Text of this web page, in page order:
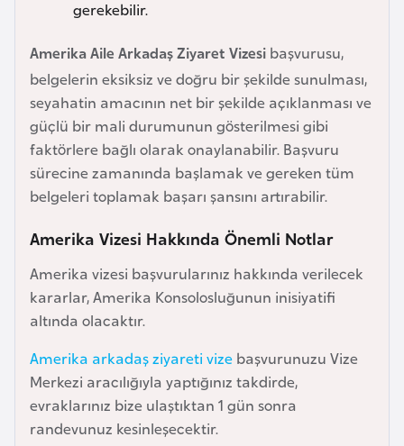
gerekebilir.
Amerika Aile Arkadaş Ziyaret Vizesi başvurusu,
belgelerin eksiksiz ve doğru bir şekilde sunulması,
seyahatin amacının net bir şekilde açıklanması ve
güçlü bir mali durumunun gösterilmesi gibi
faktörlere bağlı olarak onaylanabilir. Başvuru
sürecine zamanında başlamak ve gereken tüm
belgeleri toplamak başarı şansını artırabilir.
Amerika Vizesi Hakkında Önemli Notlar
Amerika vizesi başvurularınız hakkında verilecek
kararlar, Amerika Konsolosluğunun inisiyatifi
altında olacaktır.
Amerika arkadaş ziyareti vize başvurunuzu Vize
Merkezi aracılığıyla yaptığınız takdirde,
evraklarınız bize ulaştıktan 1 gün sonra
randevunuz kesinleşecektir.
l
g
a
r
i
s
t
n
B
u
k
i
n
a